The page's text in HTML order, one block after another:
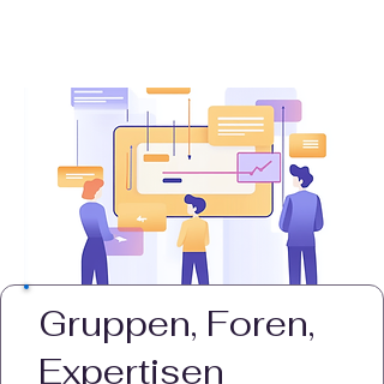
Gruppen, Foren,
Expertisen